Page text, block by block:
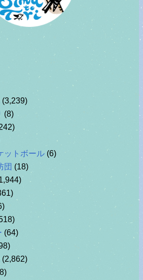
(3,239)
(8)
ットボール (6)
団 (18)
(64)
(2,862)